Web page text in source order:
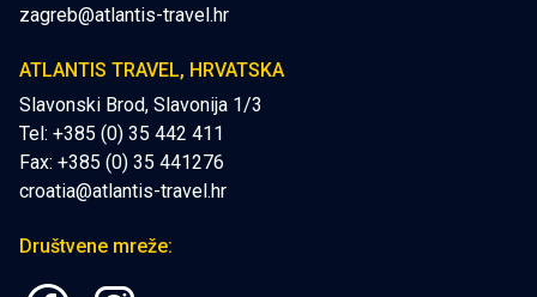
zagreb@atlantis-travel.hr
ATLANTIS TRAVEL, HRVATSKA
Slavonski Brod, Slavonija 1/3
Tel: +385 (0) 35 442 411
Fax: +385 (0) 35 441276
croatia@atlantis-travel.hr
Društvene mreže: